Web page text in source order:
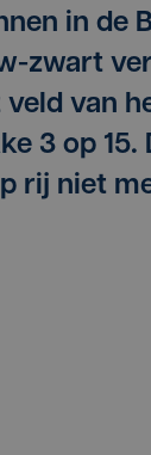
in de
zwart
veld van
3 op 15.
rij niet